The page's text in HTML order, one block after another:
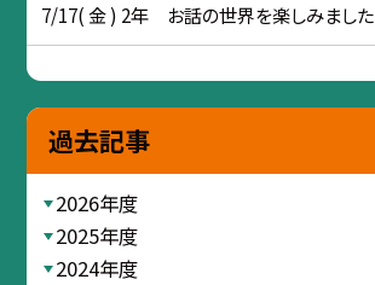
7/17( 金 ) 2年 お話の世界を楽しみました
過去記事
2026年度
2025年度
2024年度